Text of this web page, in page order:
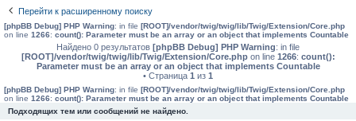
к
Перейти к расширенному поиску
[phpBB Debug] PHP Warning: in file [ROOT]/vendor/twig/twig/lib/Twig/Extension/Core.php
on line 1266: count(): Parameter must be an array or an object that implements Countable
Найдено 0 результатов [phpBB Debug] PHP Warning: in file
[ROOT]/vendor/twig/twig/lib/Twig/Extension/Core.phpon line 1266: count():
Parameter must be an array or an object that implements Countable
• Страница 1 из 1
[phpBB Debug] PHP Warning: in file [ROOT]/vendor/twig/twig/lib/Twig/Extension/Core.php
on line 1266: count(): Parameter must be an array or an object that implements Countable
Подходящих тем или сообщений не найдено.